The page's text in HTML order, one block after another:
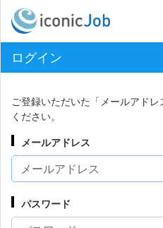
ログイン
ご登録いただいた「メールアド
ください。
メールアドレス
パスワード